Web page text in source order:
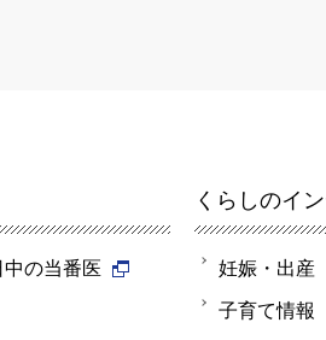
の当番医
くらしのイ
妊娠・出産
子育て情報